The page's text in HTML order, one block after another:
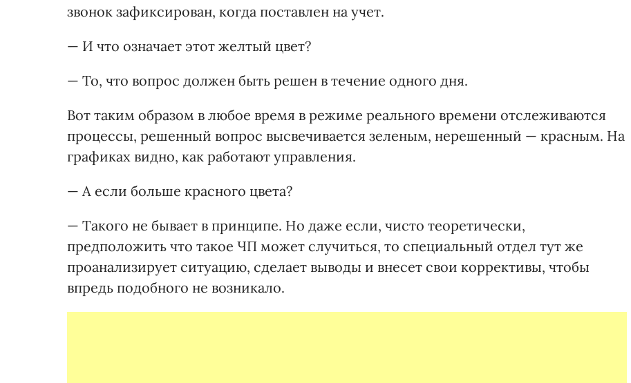
звонок зафиксирован, когда поставлен на учет.
— И что означает этот желтый цвет?
— То, что вопрос должен быть решен в течение одного дня.
Вот таким образом в любое время в режиме реального времени отслеживаются
процессы, решенный вопрос высвечивается зеленым, нерешенный — красным. На
графиках видно, как работают управления.
— А если больше красного цвета?
— Такого не бывает в принципе. Но даже если, чисто теоретически,
предположить что такое ЧП может случиться, то специальный отдел тут же
проанализирует ситуацию, сделает выводы и внесет свои коррективы, чтобы
впредь подобного не возникало.